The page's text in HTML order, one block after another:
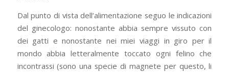
Dal punto di vista dell’alimentazione seguo le indicazioni
del ginecologo: nonostante abbia sempre vissuto con
dei gatti e nonostante nei miei viaggi in giro per il
mondo abbia letteralmente toccato ogni felino che
incontrassi (sono una specie di magnete per questo, li